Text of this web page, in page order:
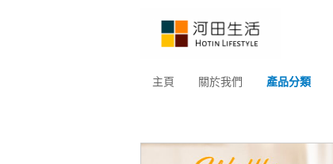
主頁 關於我們 產品分類